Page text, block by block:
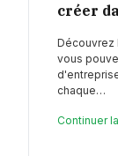
créer
vous
chaque…
Continuer